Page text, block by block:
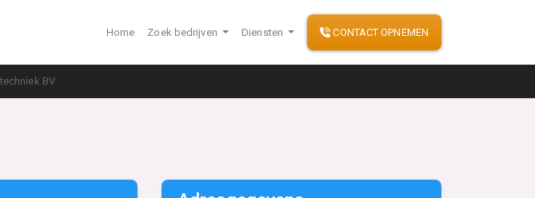
Home Zoek bedrijven Diensten CONTACT OPNEMEN
BV